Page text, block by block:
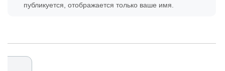
публикуется, отображается только ваше имя.